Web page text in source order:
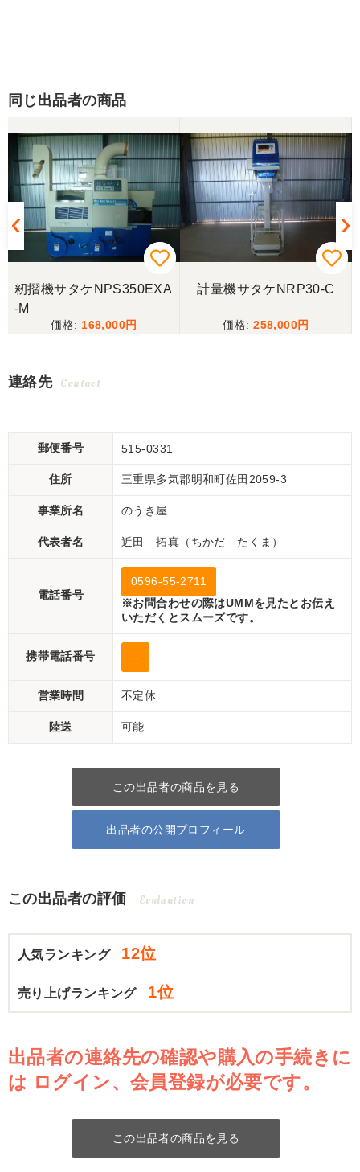
同じ出品者の商品
籾摺機サタケNPS350EXA
-M
168,000
計量機サタケNRP30-C
258,000
連絡先 Contact
郵便番号 515-0331
住所 三重県多気郡明和町佐田2059-3
事業所名 のうき屋
代表者名 近田 拓真（ちかだ たくま）
電話番号
0596-55-2711
※お問合わせの際はUMMを見たとお伝え
いただくとスムーズです。
携帯電話番号 --
営業時間 不定休
陸送 可能
この出品者の商品を見る
出品者の公開プロフィール
この出品者の評価 Evaluation
人気ランキング 12位
売り上げランキング 1位
出品者の連絡先の確認や購入の手続きに
は ログイン、会員登録が必要です。
この出品者の商品を見る